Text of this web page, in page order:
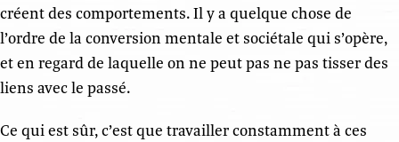
créent des comportements. Il y a quelque chose de
l’ordre de la conversion mentale et sociétale qui s’opère,
et en regard de laquelle on ne peut pas ne pas tisser des
liens avec le passé.
Ce qui est sûr, c’est que travailler constamment à ces